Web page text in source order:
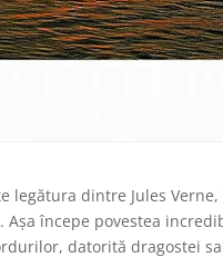
legătura dintre Jules
Aşa începe povestea
datorită dragostei